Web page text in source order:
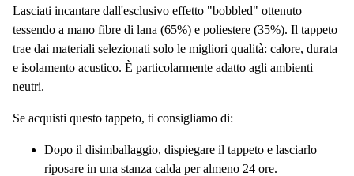
Lasciati incantare dall'esclusivo effetto "bobbled" ottenuto
tessendo a mano fibre di lana (65%) e poliestere (35%). Il tappeto
trae dai materiali selezionati solo le migliori qualità: calore, durata
e isolamento acustico. È particolarmente adatto agli ambienti
neutri.
Se acquisti questo tappeto, ti consigliamo di:
Dopo il disimballaggio, dispiegare il tappeto e lasciarlo
riposare in una stanza calda per almeno 24 ore.